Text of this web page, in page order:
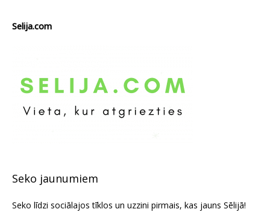
Selija.com
Seko jaunumiem
Seko līdzi sociālajos tīklos un uzzini pirmais, kas jauns Sēlijā!